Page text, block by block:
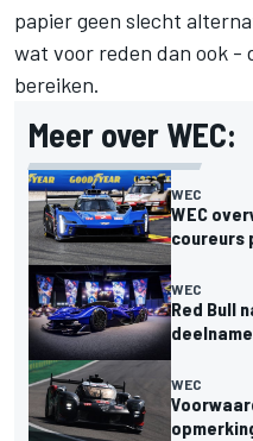
papier geen slecht
wat voor reden dan ook -
bereiken.
Meer over WEC:
WEC
WEC
coureurs
WEC
Red Bull
WEC